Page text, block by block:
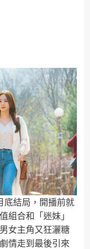
底結局，開播前就
組合和「迷妹」
女主角又狂灑糖
情走到最後引來